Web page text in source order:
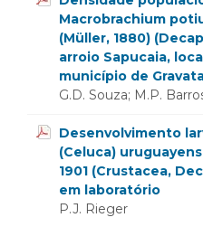
Macrobrachium
(Müller, 1880)
arroio Sapucaia,
município de
G.D. Souza; M.P.
Desenvolvimento
(Celuca)
1901 (Crustacea,
em laboratório
P.J. Rieger